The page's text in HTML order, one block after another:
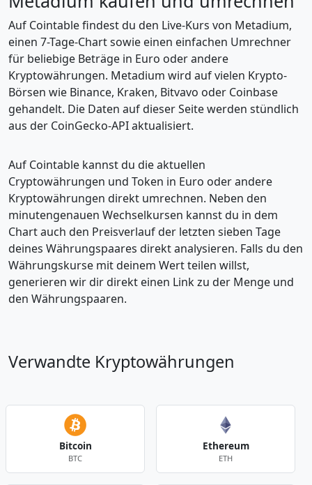
Auf Cointable findest du den Live-Kurs von Metadium,
einen 7-Tage-Chart sowie einen einfachen Umrechner
für beliebige Beträge in Euro oder andere
Kryptowährungen. Metadium wird auf vielen Krypto-
Börsen wie Binance, Kraken, Bitvavo oder Coinbase
gehandelt. Die Daten auf dieser Seite werden stündlich
aus der CoinGecko-API aktualisiert.
Auf Cointable kannst du die aktuellen
Cryptowährungen und Token in Euro oder andere
Kryptowährungen direkt umrechnen. Neben den
minutengenauen Wechselkursen kannst du in dem
Chart auch den Preisverlauf der letzten sieben Tage
deines Währungspaares direkt analysieren. Falls du den
Währungskurse mit deinem Wert teilen willst,
generieren wir dir direkt einen Link zu der Menge und
den Währungspaaren.
Verwandte Kryptowährungen
Bitcoin
BTC
Ethereum
ETH